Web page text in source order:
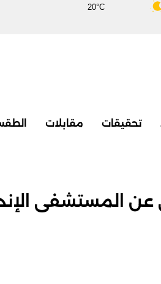
20°C
تحقيقات مقابلات
عن المستشفى